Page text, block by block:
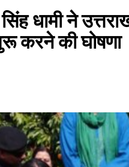
धामी ने
करने की घोषणा